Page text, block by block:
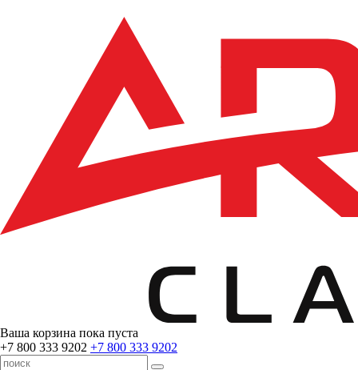
Ваша корзина пока пуста
+7 800 333 9202 +7 800 333 9202